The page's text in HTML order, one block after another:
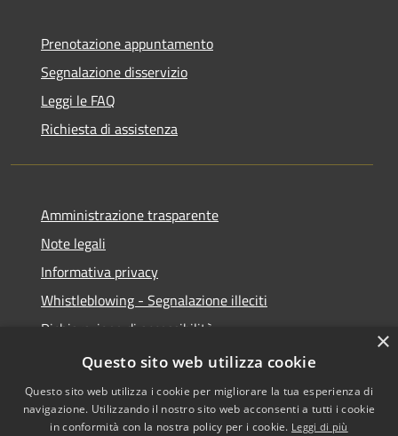
Prenotazione appuntamento
Segnalazione disservizio
Leggi le FAQ
Richiesta di assistenza
Amministrazione trasparente
Note legali
Informativa privacy
Whistleblowing - Segnalazione illeciti
Dichiarazione di accessibilità
Obiettivi di acessibilità
×
Questo sito web utilizza cookie
Questo sito web utilizza i cookie per migliorare la tua esperienza di
navigazione. Utilizzando il nostro sito web acconsenti a tutti i cookie
in conformità con la nostra policy per i cookie. Leggi di più